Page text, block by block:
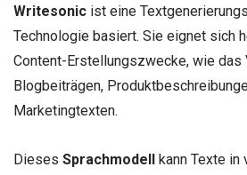
Writesonic ist eine
Technologie basiert. Sie eignet sich
Content-Erstellungszwecke, wie das
Blogbeiträgen,
Marketingtexten.
Dieses Sprachmodell kann Texte in